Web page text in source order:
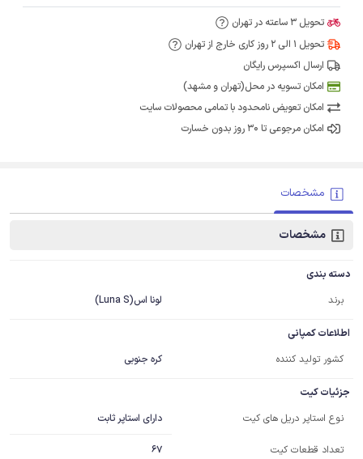
تحویل 3 ساعته در تهران
تحویل 1 الی 2 روز کاری خارج از تهران
ارسال اکسپرس رایگان
امکان تسویه در محل(تهران و مشهد)
امکان تعویض نامحدود با تمامی محصولات سایت
امکان مرجوعی تا 30 روز بدون خسارت
مشخصات
مشخصات
دسته بندی
برند
لونا اس(Luna S)
اطلاعات کمپانی
کشور تولید کننده
کره جنوبی
جزئیات کیت
نوع استاپر دریل های کیت
دارای استاپر ثابت
تعداد قطعات کیت 67